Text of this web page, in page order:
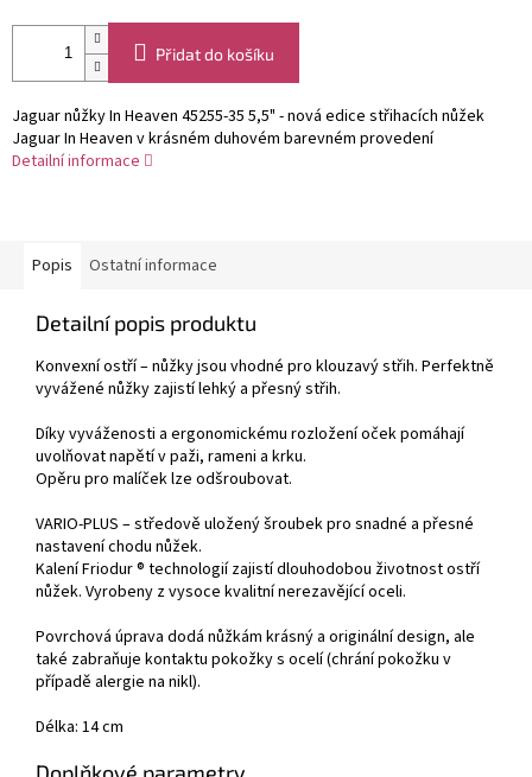
Přidat do košíku
Jaguar nůžky In Heaven 45255-35 5,5" - nová edice střihacích nůžek
Jaguar In Heaven v krásném duhovém barevném provedení
Detailní informace
Popis Ostatní informace
Detailní popis produktu
Konvexní ostří – nůžky jsou vhodné pro klouzavý střih. Perfektně
vyvážené nůžky zajistí lehký a přesný střih.
Díky vyváženosti a ergonomickému rozložení oček pomáhají
uvolňovat napětí v paži, rameni a krku.
Opěru pro malíček lze odšroubovat.
VARIO-PLUS – středově uložený šroubek pro snadné a přesné
nastavení chodu nůžek.
Kalení Friodur ® technologií zajistí dlouhodobou životnost ostří
nůžek. Vyrobeny z vysoce kvalitní nerezavějící oceli.
Povrchová úprava dodá nůžkám krásný a originální design, ale
také zabraňuje kontaktu pokožky s ocelí (chrání pokožku v
případě alergie na nikl).
Délka: 14 cm